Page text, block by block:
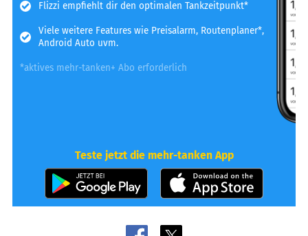
Flizzi empfiehlt dir den optimalen Tankzeitpunkt*
Viele weitere Features wie Preisalarm, Routenplaner*,
Android Auto uvm.
*aktives mehr-tanken+ Abo erforderlich
Teste jetzt die mehr-tanken App